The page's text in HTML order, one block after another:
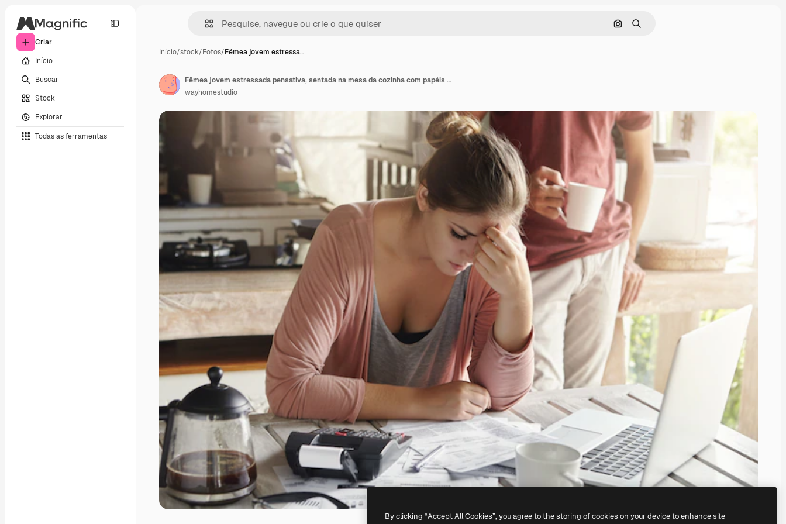
Criar
Início
Buscar
Stock
Explorar
Todas as ferramentas
Pesquisar por imagem
Buscar
Início/stock/Fotos/Fêmea jovem estressa…
Fêmea jovem estressada pensativa, sentada na mesa da cozinha com papéis e computador portátil, tentando trabalhar com a pilha de contas, frustrada pela quantidade de despesas domésticas ao fazer o orçamento familiar
wayhomestudio
By clicking “Accept All Cookies”, you agree to the storing of cookies on your device to enhance site